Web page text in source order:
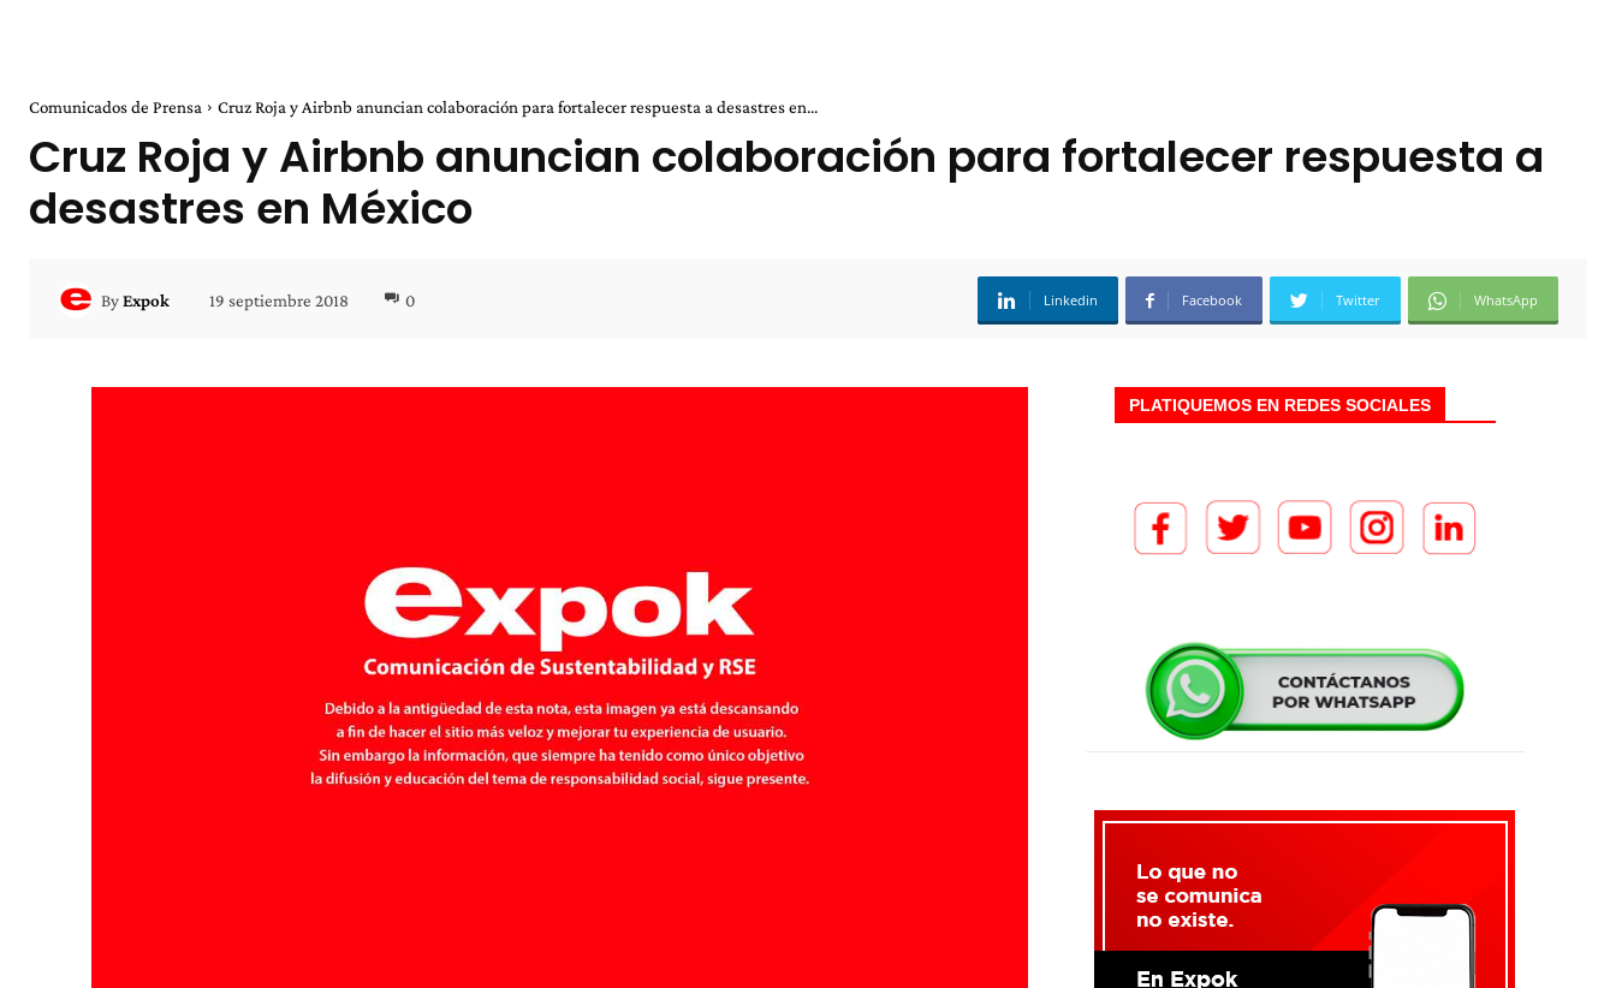
Comunicados de Prensa Cruz Roja y Airbnb anuncian colaboración para fortalecer respuesta a desastres en...
Cruz Roja y Airbnb anuncian colaboración para fortalecer respuesta a
desastres en México
ByExpok 19 septiembre 2018 0 Linkedin Facebook Twitter WhatsApp
PLATIQUEMOS EN REDES SOCIALES